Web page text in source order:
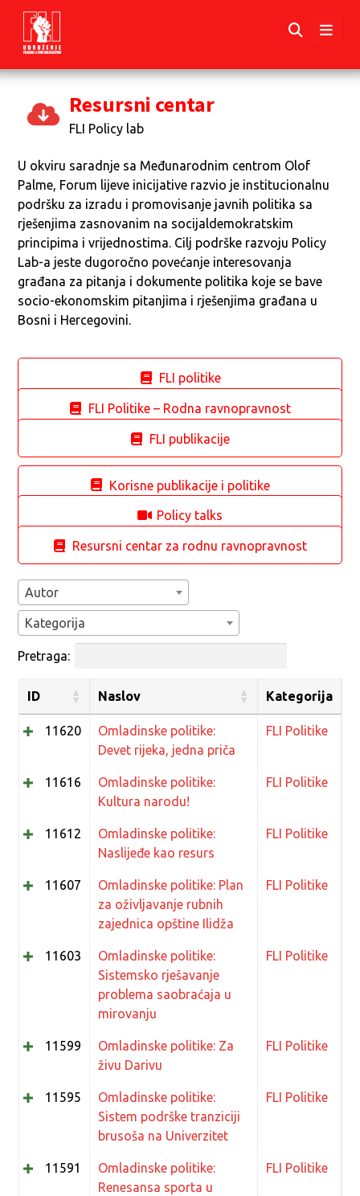
Resursni centar
FLI Policy lab
U okviru saradnje sa Međunarodnim centrom Olof
Palme, Forum lijeve inicijative razvio je institucionalnu
podršku za izradu i promovisanje javnih politika sa
rješenjima zasnovanim na socijaldemokratskim
principima i vrijednostima. Cilj podrške razvoju Policy
Lab-a jeste dugoročno povećanje interesovanja
građana za pitanja i dokumente politika koje se bave
socio-ekonomskim pitanjima i rješenjima građana u
Bosni i Hercegovini.
FLI politike
FLI Politike – Rodna ravnopravnost
FLI publikacije
Korisne publikacije i politike
Policy talks
Resursni centar za rodnu ravnopravnost
Autor
Kategorija
Pretraga:
ID Naslov Kategorija
11620
Omladinske politike:
Devet rijeka, jedna priča
FLI Politike
11616
Omladinske politike:
Kultura narodu!
FLI Politike
11612
Omladinske politike:
Naslijeđe kao resurs
FLI Politike
11607
Omladinske politike: Plan
za oživljavanje rubnih
zajednica opštine Ilidža
FLI Politike
11603
Omladinske politike:
Sistemsko rješavanje
problema saobraćaja u
mirovanju
FLI Politike
11599
Omladinske politike: Za
živu Darivu
FLI Politike
11595
Omladinske politike:
Sistem podrške tranziciji
brusoša na Univerzitet
FLI Politike
11591
Omladinske politike:
Renesansa sporta u
FLI Politike